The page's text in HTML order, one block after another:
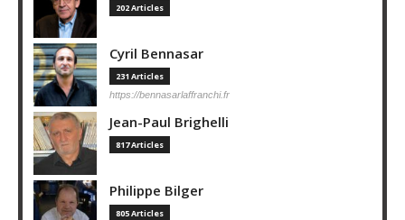
202 Articles
Cyril Bennasar
231 Articles
https://bennasarlaffranchi.fr
Jean-Paul Brighelli
817 Articles
Philippe Bilger
805 Articles